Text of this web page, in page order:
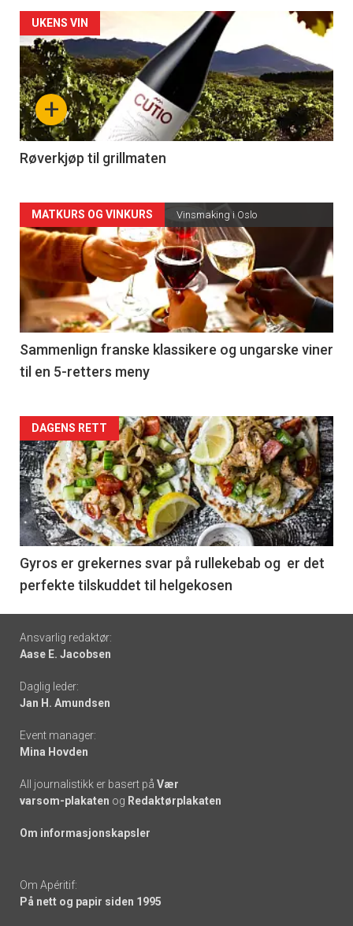
Forsiden
akkurat
nå
-
4
+
UKENS VIN
Røverkjøp til grillmaten
Forsiden
akkurat
nå
-
5
MATKURS OG VINKURS Vinsmaking i Oslo
Sammenlign franske klassikere og ungarske viner
til en 5-retters meny
Forsiden
akkurat
nå
-
6
DAGENS RETT
Gyros er grekernes svar på rullekebab og er det
perfekte tilskuddet til helgekosen
Footer
-
links
Ansvarlig redaktør:
Aase E. Jacobsen
Daglig leder:
Jan H. Amundsen
Event manager:
Mina Hovden
All journalistikk er basert på Vær
varsom-plakaten og Redaktørplakaten
Om informasjonskapsler
Om Apéritif:
På nett og papir siden 1995